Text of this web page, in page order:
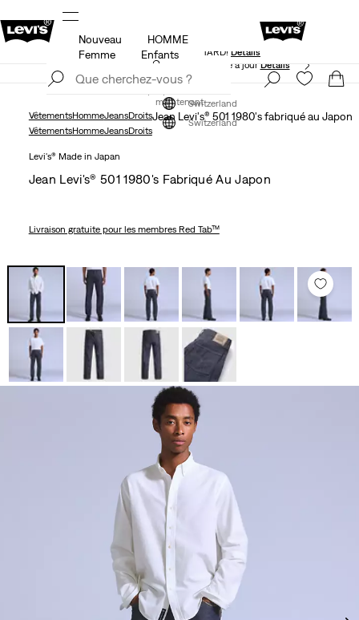
KLARNA: ACHETEZ MAINTENANT ET PAYEZ PLUS
TARD! Détails
maintenant
Switzerland
Nouveau
HOMME
Femme
Enfants
Politique de livraison et de retours mise à jour Détails
Rejoindre
maintenant
Switzerland
VêtementsHommeJeansDroitsJean Levi's® 501 1980's fabriqué au Japon
VêtementsHommeJeansDroits
Levi's® Made in Japan
Jean Levi's® 501 1980's Fabriqué Au Japon
Livraison gratuitepour les membres Red Tab™